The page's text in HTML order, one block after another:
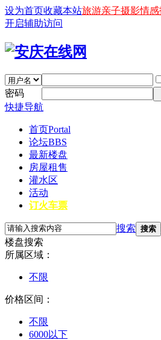
设为首页收藏本站旅游亲子摄影情感
开启辅助访问
密码
快捷导航
首页Portal
论坛BBS
最新楼盘
房屋租售
灌水区
活动
订火车票
搜索 搜索
楼盘搜索
所属区域：
不限
价格区间：
不限
6000以下